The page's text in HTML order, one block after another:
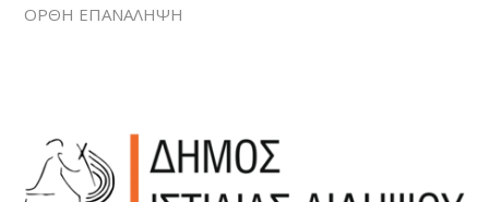
ΟΡΘΗ ΕΠΑΝΑΛΗΨΗ